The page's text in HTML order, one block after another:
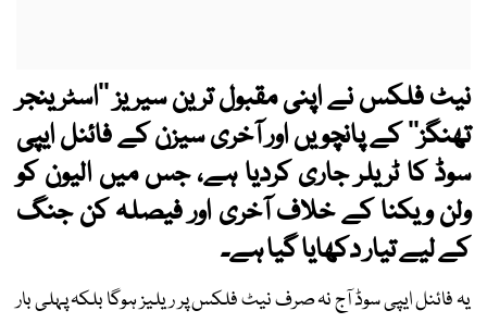
نیٹ فلکس نے اپنی مقبول ترین سیریز ’’اسٹرینجر
تھنگز‘‘ کے پانچویں اور آخری سیزن کے فائنل ایپی
سوڈ کا ٹریلر جاری کردیا ہے، جس میں الیون کو
ولن ویکنا کے خلاف آخری اور فیصلہ کن جنگ
کے لیے تیار دکھایا گیا ہے۔
یہ فائنل ایپی سوڈ آج نہ صرف نیٹ فلکس پر ریلیز ہوگا بلکہ پہلی بار